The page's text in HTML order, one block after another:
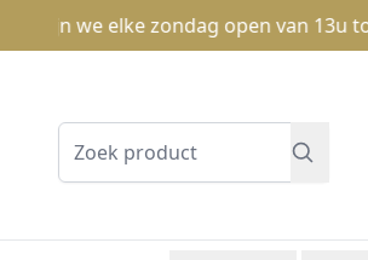
we elke zondag open van 13u tot 18u
Zoeken